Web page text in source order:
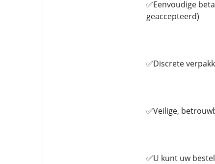
✅Eenvoudige
geaccepteerd)
✅Discrete
✅Veilige,
✅U kunt uw